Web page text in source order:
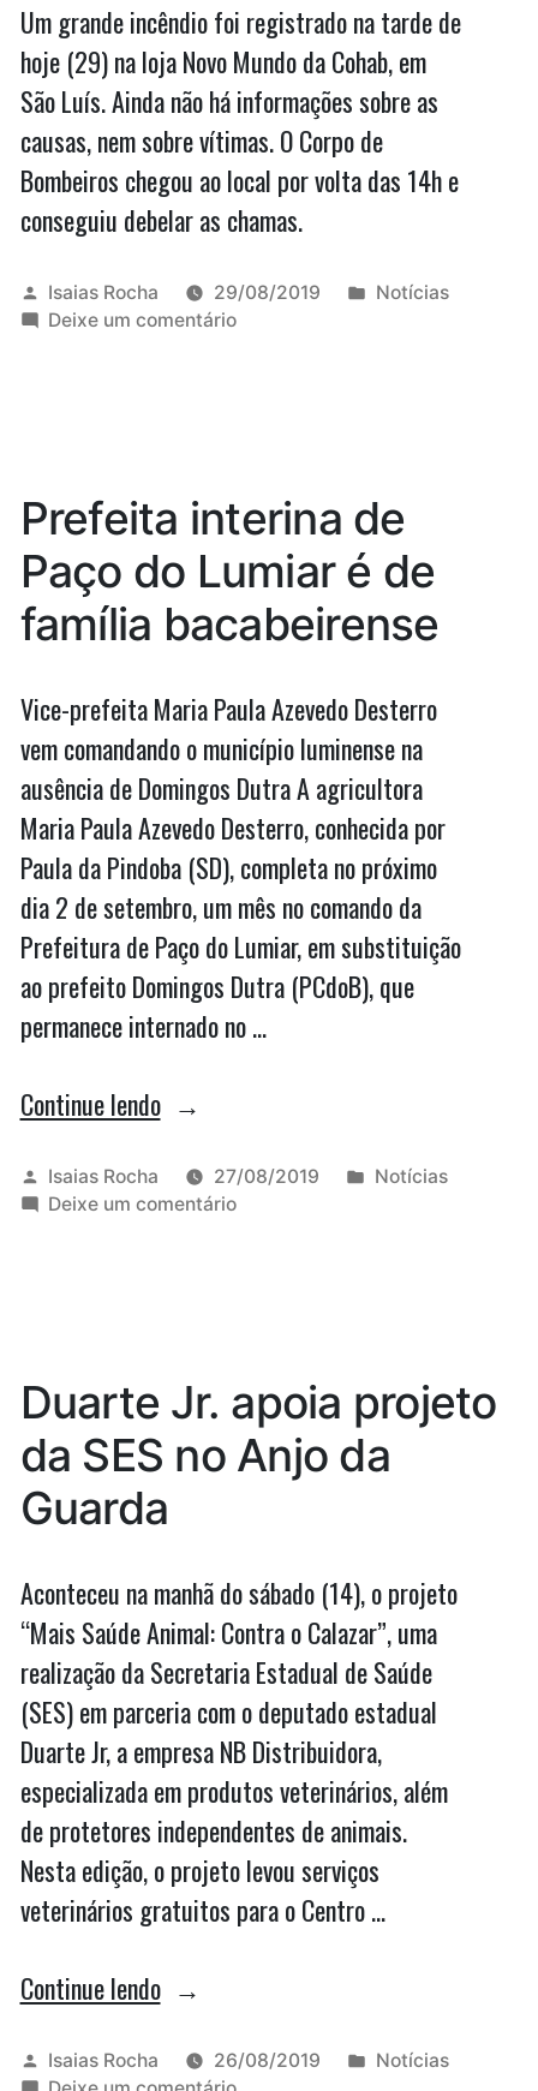
Um grande incêndio foi registrado na tarde de
hoje (29) na loja Novo Mundo da Cohab, em
São Luís. Ainda não há informações sobre as
causas, nem sobre vítimas. O Corpo de
Bombeiros chegou ao local por volta das 14h e
conseguiu debelar as chamas.
Publicado
por
Isaias Rocha 29/08/2019
Publicado
Notícias
Deixe um comentárioem
Cohab
Prefeita interina de
Paço do Lumiar é de
família bacabeirense
Vice-prefeita Maria Paula Azevedo Desterro
vem comandando o município luminense na
ausência de Domingos Dutra A agricultora
Maria Paula Azevedo Desterro, conhecida por
Paula da Pindoba (SD), completa no próximo
dia 2 de setembro, um mês no comando da
Prefeitura de Paço do Lumiar, em substituição
ao prefeito Domingos Dutra (PCdoB), que
permanece internado no …
Continue lendo“Prefeita
Paço
família
bacabeirense”
Publicado
por
Isaias Rocha 27/08/2019
Publicado
Notícias
Deixe um comentárioem
é
de
família
bacabeirense
Duarte Jr. apoia projeto
da SES no Anjo da
Guarda
Aconteceu na manhã do sábado (14), o projeto
“Mais Saúde Animal: Contra o Calazar”, uma
realização da Secretaria Estadual de Saúde
(SES) em parceria com o deputado estadual
Duarte Jr, a empresa NB Distribuidora,
especializada em produtos veterinários, além
de protetores independentes de animais.
Nesta edição, o projeto levou serviços
veterinários gratuitos para o Centro …
Continue lendo“Duarte
apoia
Publicado
por
Isaias Rocha 26/08/2019
Publicado
Notícias
em